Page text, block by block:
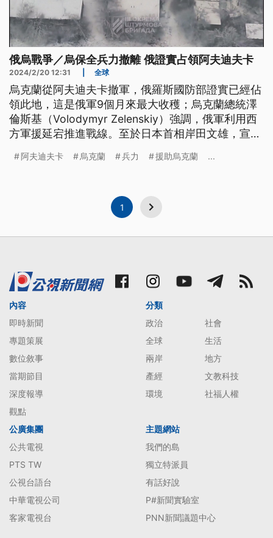
俄烏戰爭／烏保全兵力撤離 俄證實占領阿夫迪夫卡
2024/2/20 12:31 全球
烏克蘭從阿夫迪夫卡撤軍，俄羅斯國防部證實已經佔
領此地，這是俄軍9個月來最大收穫；烏克蘭總統澤
倫斯基（Volodymyr Zelenskiy）強調，俄軍利用西
方軍援延宕推進戰線。至於日本首相岸田文雄，宣布
新的雙邊稅收協定。
阿夫迪夫卡 烏克蘭 兵力 援助烏克蘭 ...
1
內容
即時新聞
專題策展
數位敘事
當期節目
深度報導
觀點
分類
政治
社會
全球
生活
兩岸
地方
產經
文教科技
環境
社福人權
公廣集團
公共電視
PTS TW
公視台語台
中華電視公司
客家電視台
主題網站
我們的島
獨立特派員
有話好說
P#新聞實驗室
PNN新聞議題中心